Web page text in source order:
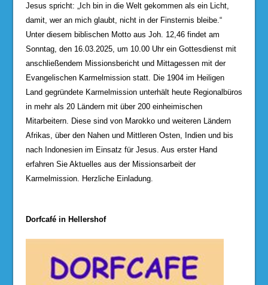
Jesus spricht: „Ich bin in die Welt gekommen als ein Licht,
damit, wer an mich glaubt, nicht in der Finsternis bleibe.“
Unter diesem biblischen Motto aus Joh. 12,46 findet am
Sonntag, den 16.03.2025, um 10.00 Uhr ein Gottesdienst mit
anschließendem Missionsbericht und Mittagessen mit der
Evangelischen Karmelmission statt. Die 1904 im Heiligen
Land gegründete Karmelmission unterhält heute Regionalbüros
in mehr als 20 Ländern mit über 200 einheimischen
Mitarbeitern. Diese sind von Marokko und weiteren Ländern
Afrikas, über den Nahen und Mittleren Osten, Indien und bis
nach Indonesien im Einsatz für Jesus. Aus erster Hand
erfahren Sie Aktuelles aus der Missionsarbeit der
Karmelmission. Herzliche Einladung.
Dorfcafé in Hellershof